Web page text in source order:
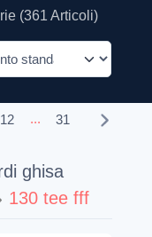
(361 Articoli)
12 ... 31
ghisa
130 tee fff